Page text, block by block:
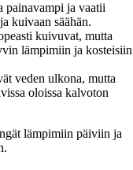
painavampi ja vaatii
kuivaan säähän.
kuivuvat, mutta
lämpimiin ja kosteisiin
veden ulkona, mutta
oloissa kalvoton
lämpimiin päiviin ja